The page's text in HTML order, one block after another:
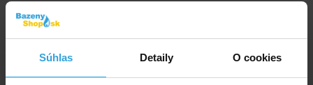
Súhlas Detaily O cookies
Značka:
Dostupnost:
Prodej ukončen